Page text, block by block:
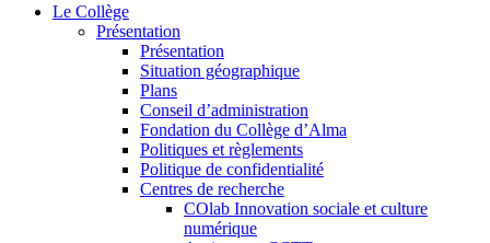
Le Collège
Présentation
Présentation
Situation géographique
Plans
Conseil d’administration
Fondation du Collège d’Alma
Politiques et règlements
Politique de confidentialité
Centres de recherche
COlab Innovation sociale et culture
numérique